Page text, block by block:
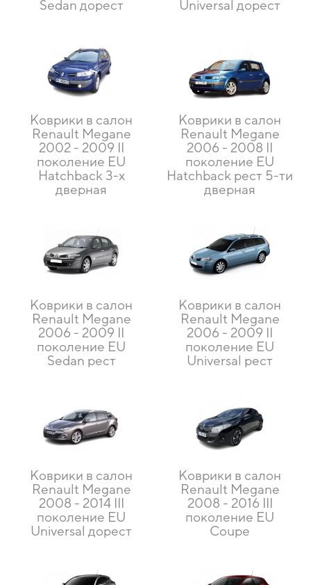
Sedan дорест
Universal дорест
Коврики в салон
Renault Megane
2002 - 2009 II
поколение EU
Hatchback 3-х
дверная
Коврики в салон
Renault Megane
2006 - 2008 II
поколение EU
Hatchback рест 5-ти
дверная
Коврики в салон
Renault Megane
2006 - 2009 II
поколение EU
Sedan рест
Коврики в салон
Renault Megane
2006 - 2009 II
поколение EU
Universal рест
Коврики в салон
Renault Megane
2008 - 2014 III
поколение EU
Universal дорест
Коврики в салон
Renault Megane
2008 - 2016 III
поколение EU
Coupe